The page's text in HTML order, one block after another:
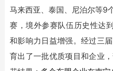
马来西亚、泰国、尼泊尔等9
赛，境外参赛队伍历史性达
和影响力日益增强。经过三
育出了一批优质项目和企业